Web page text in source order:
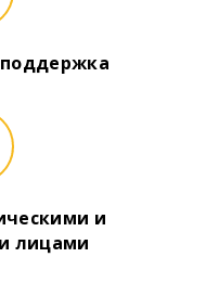
поддержка
и
лицами